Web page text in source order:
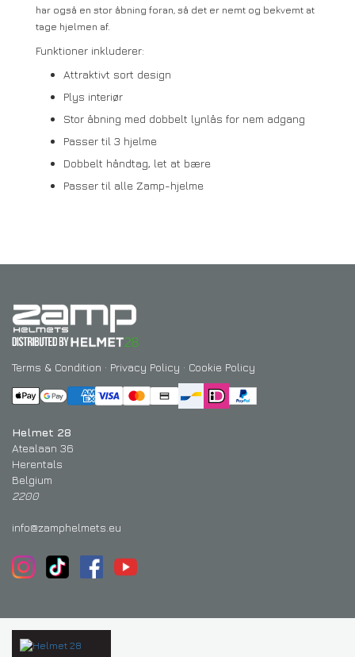
har også en stor åbning foran, så det er nemt og bekvemt at
tage hjelmen af.
Funktioner inkluderer:
Attraktivt sort design
Plys interiør
Stor åbning med dobbelt lynlås for nem adgang
Passer til 3 hjelme
Dobbelt håndtag, let at bære
Passer til alle Zamp-hjelme
Terms & Condition · Privacy Policy · Cookie Policy
Helmet 28
Atealaan 36
Herentals
Belgium
2200
info@zamphelmets.eu